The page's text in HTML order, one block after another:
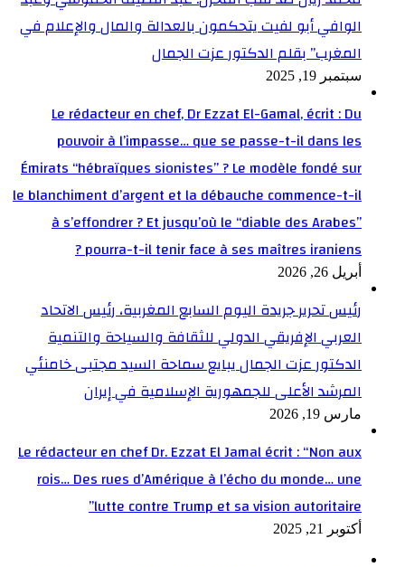
الوافي أبو لفيت يتحكمون بالعدالة والمال والإعلام في
المغرب” بقلم الدكتور عزت الجمال
سبتمبر 19, 2025
Le rédacteur en chef, Dr Ezzat El-Gamal, écrit : Du
pouvoir à l’impasse… que se passe-t-il dans les
Émirats “hébraïques sionistes” ? Le modèle fondé sur
le blanchiment d’argent et la débauche commence-t-il
à s’effondrer ? Et jusqu’où le “diable des Arabes”
pourra-t-il tenir face à ses maîtres iraniens ?
أبريل 26, 2026
رئيس تحرير جريدة اليوم السابع المغربية، رئيس الاتحاد
العربي الإفريقي الدولي للثقافة والسياحة والتنمية
الدكتور عزت الجمال يبايع سماحة السيد مجتبى خامنئي
المرشد الأعلى للجمهورية الإسلامية في إيران
مارس 19, 2026
Le rédacteur en chef Dr. Ezzat El Jamal écrit : “Non aux
rois… Des rues d’Amérique à l’écho du monde… une
lutte contre Trump et sa vision autoritaire”
أكتوبر 21, 2025